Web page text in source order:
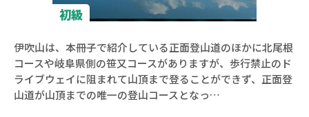
初級
伊吹山は、本冊子で紹介している正面登山道のほかに北尾根
コースや岐阜県側の笹又コースがありますが、歩行禁止のド
ライブウェイに阻まれて山頂まで登ることができず、正面登
山道が山頂までの唯一の登山コースとなっ…